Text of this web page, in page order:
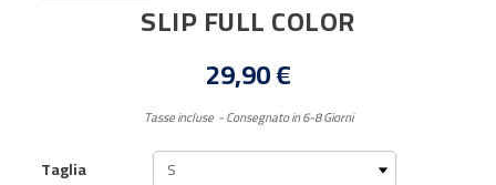
SLIP FULL COLOR
29,90 €
Tasse incluse Consegnato in 6-8 Giorni
Taglia